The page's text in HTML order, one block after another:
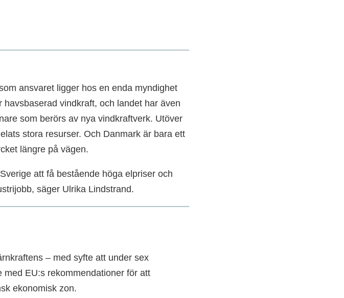
ansvaret ligger hos en enda myndighet
vindkraft, och landet har även
som berörs av nya vindkraftverk. Utöver
stora resurser. Och Danmark är bara ett
längre på vägen.
att få bestående höga elpriser och
säger Ulrika Lindstrand.
– med syfte att under sex
EU:s rekommendationer för att
ekonomisk zon.